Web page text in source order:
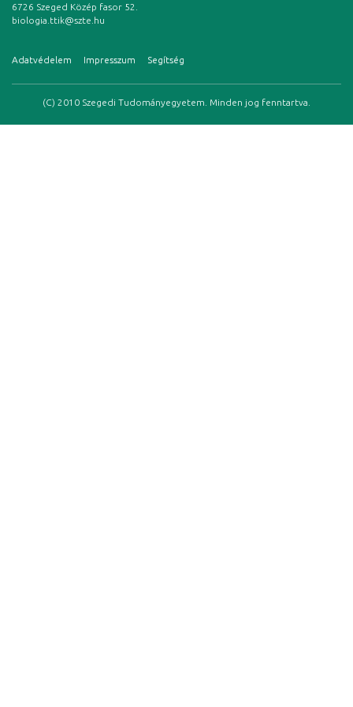
6726 Szeged Közép fasor 52.
biologia.ttik@szte.hu
Adatvédelem Impresszum Segítség
(C) 2010 Szegedi Tudományegyetem. Minden jog fenntartva.